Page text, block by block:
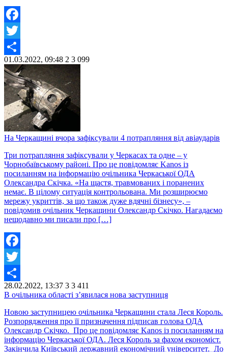
Facebook
Twitter
Share
01.03.2022, 09:48 2 3 099
На Черкащині вчора зафіксували 4 потрапляння від авіаударів
Три потрапляння зафіксували у Черкасах та одне – у
Чорнобаївському районі. Про це повідомляє Kanos із
посиланням на інформацію очільника Черкаської ОДА
Олександра Скічка. «На щастя, травмованих і поранених
немає. В цілому ситуація контрольована. Ми розширюємо
мережу укриттів, за що також дуже вдячні бізнесу», –
повідомив очільник Черкащини Олександр Скічко. Нагадаємо
нещодавно ми писали про […]
Facebook
Twitter
Share
28.02.2022, 13:37 3 3 411
В очільника області з’явилася нова заступниця
Новою заступницею очільника Черкащини стала Леся Король.
Розпорядження про її призначення підписав голова ОДА
Олександр Скічко. Про це повідомляє Kanos із посиланням на
інформацію Черкаської ОДА. Леся Король за фахом економіст.
Закінчила Київський державний економічний університет. До